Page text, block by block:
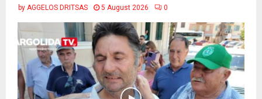
by AGGELOS DRITSAS 5 August 2026 0